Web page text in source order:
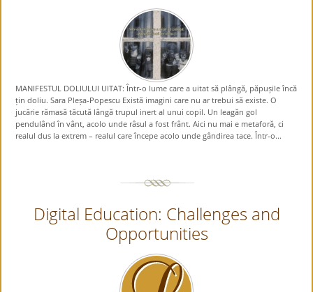
MANIFESTUL DOLIULUI UITAT: Într-o lume care a uitat să plângă, păpușile încă
țin doliu. Sara Pleșa-Popescu Există imagini care nu ar trebui să existe. O
jucărie rămasă tăcută lângă trupul inert al unui copil. Un leagăn gol
pendulând în vânt, acolo unde râsul a fost frânt. Aici nu mai e metaforă, ci
realul dus la extrem – realul care începe acolo unde gândirea tace. Într-o...
Digital Education: Challenges and
Opportunities